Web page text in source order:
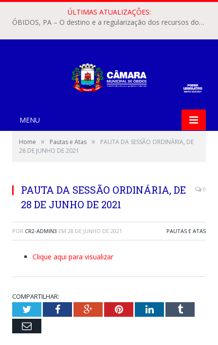
ÚLTIMAS ATUALIZAÇÕES:
ÓBIDOS, PA – O destino e a regularização dos recursos dos Precatórios do FUNDEF (Fundo de Manutenção e Desenvolvimento do Ensino Fundamental e de Valorização do Magistério) voltaram a pautar as discussões na Câmara Municipal de Óbidos.
MENU
Home » Pautas e Atas »
PAUTA DA SESSÃO ORDINÁRIA, DE
28 DE JUNHO DE 2021
PAUTA DA SESSÃO ORDINÁRIA, DE
28 DE JUNHO DE 2021
0
POR CR2-ADMIN3 EM 28 DE JUNHO DE 2021 PAUTAS E ATAS
Clique aqui para visualizar
COMPARTILHAR:
TwitterFacebookGoogle+PinterestLinkedInTumblr
Email